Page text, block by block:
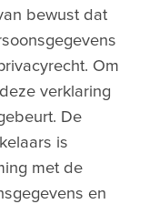
bewust dat
Om
verklaring
De
is
met de
en